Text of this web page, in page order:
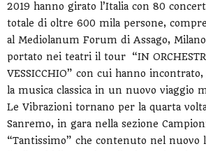
2019 hanno girato l’Italia con 80
totale di oltre 600 mila persone,
al Mediolanum Forum di Assago,
portato nei teatri il tour “IN
VESSICCHIO” con cui hanno
la musica classica in un nuovo viaggio
Le Vibrazioni tornano per la quarta
Sanremo, in gara nella sezione
“Tantissimo” che contenuto nel nuovo